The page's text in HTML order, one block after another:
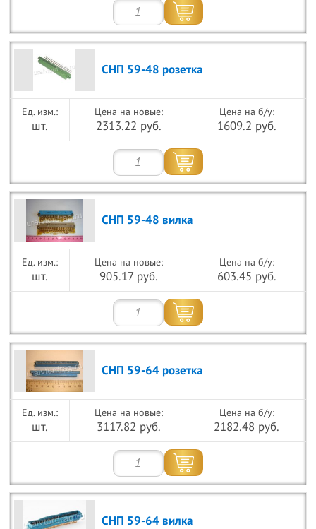
СНП 59-48 розетка
шт.
Цена на новые:
2313.22 руб.
Цена на б/у:
1609.2 руб.
СНП 59-48 вилка
шт.
Цена на новые:
905.17 руб.
Цена на б/у:
603.45 руб.
СНП 59-64 розетка
шт.
Цена на новые:
3117.82 руб.
Цена на б/у:
2182.48 руб.
СНП 59-64 вилка